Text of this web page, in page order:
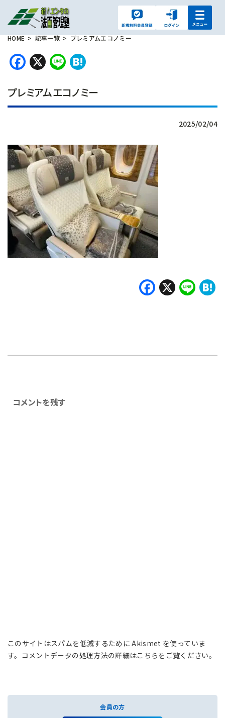
HOME 記事一覧 プレミアムエコノミー
Facebook
X Line
プレミアムエコノミー
2025/02/04
X
コメントを残す
このサイトはスパムを低減するために Akismet を使っていま
す。 コメントデータの処理方法の詳細はこちらをご覧ください。
会員の方